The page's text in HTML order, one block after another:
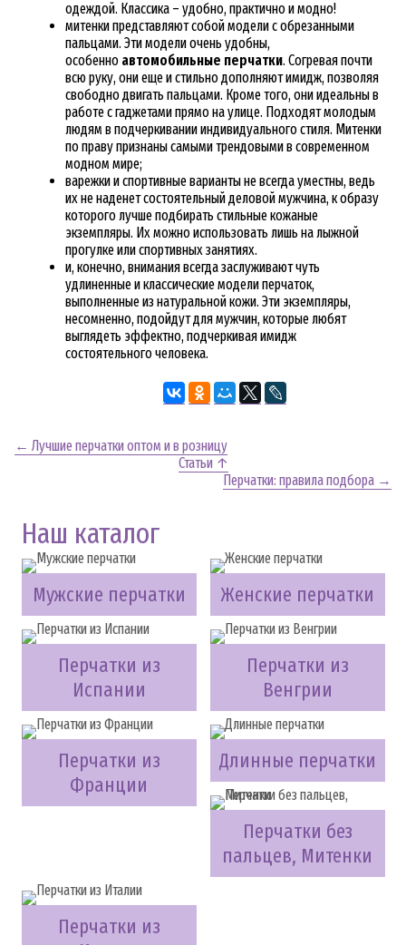
одеждой. Классика – удобно, практично и модно!
митенки представляют собой модели с обрезанными
пальцами. Эти модели очень удобны,
особенно автомобильные перчатки. Согревая почти
всю руку, они еще и стильно дополняют имидж, позволяя
свободно двигать пальцами. Кроме того, они идеальны в
работе с гаджетами прямо на улице. Подходят молодым
людям в подчеркивании индивидуального стиля. Митенки
по праву признаны самыми трендовыми в современном
модном мире;
варежки и спортивные варианты не всегда уместны, ведь
их не наденет состоятельный деловой мужчина, к образу
которого лучше подбирать стильные кожаные
экземпляры. Их можно использовать лишь на лыжной
прогулке или спортивных занятиях.
и, конечно, внимания всегда заслуживают чуть
удлиненные и классические модели перчаток,
выполненные из натуральной кожи. Эти экземпляры,
несомненно, подойдут для мужчин, которые любят
выглядеть эффектно, подчеркивая имидж
состоятельного человека.
← Лучшие перчатки оптом и в розницу
Статьи ↑
Перчатки: правила подбора →
Наш каталог
Мужские перчатки Женские перчатки
Перчатки из
Испании
Перчатки из
Венгрии
Перчатки из
Франции
Длинные перчатки
Перчатки без
пальцев, Митенки
Перчатки из